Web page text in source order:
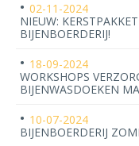
02-11-2024
NIEUW:
BIJENBOERDERIJ!
18-09-2024
WORKSHOPS
BIJENWASDOEKEN
10-07-2024
BIJENBOERDERIJ